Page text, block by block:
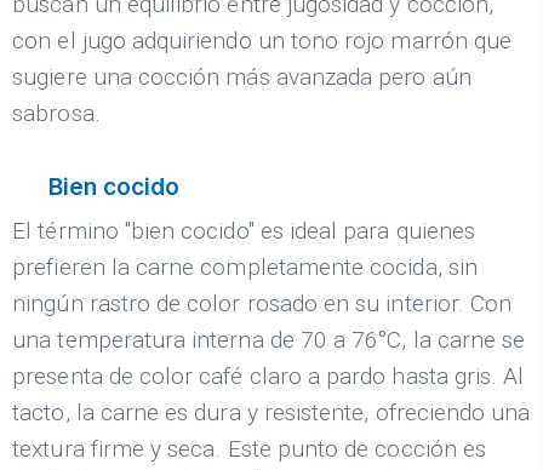
con el jugo adquiriendo un tono rojo marrón que
sugiere una cocción más avanzada pero aún
sabrosa.
Bien cocido
El término "bien cocido" es ideal para quienes
prefieren la carne completamente cocida, sin
ningún rastro de color rosado en su interior. Con
una temperatura interna de 70 a 76°C, la carne se
presenta de color café claro a pardo hasta gris. Al
tacto, la carne es dura y resistente, ofreciendo una
textura firme y seca. Este punto de cocción es